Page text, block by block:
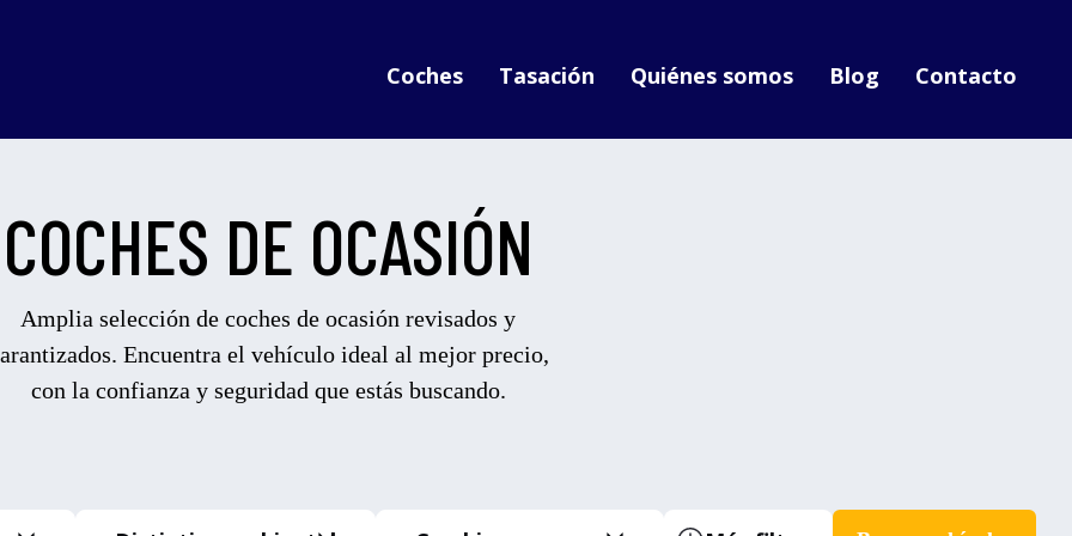
Coches Tasación Quiénes somos Blog Contacto
COCHES DE OCASIÓN
Amplia selección de coches de ocasión revisados y
Encuentra el vehículo ideal al mejor precio,
con la confianza y seguridad que estás buscando.